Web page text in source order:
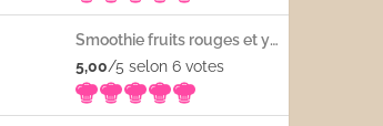
Smoothie fruits rouges et yaourt
5,00/5 selon 6 votes